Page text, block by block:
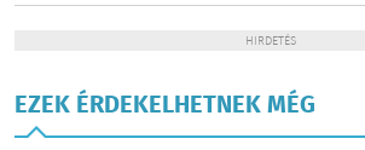
HIRDETÉS
EZEK ÉRDEKELHETNEK MÉG